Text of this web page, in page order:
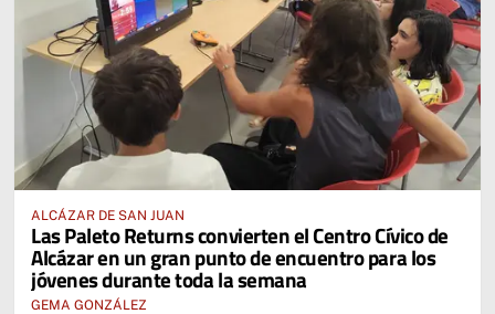
ALCÁZAR DE SAN JUAN
Las Paleto Returns convierten el Centro Cívico de
Alcázar en un gran punto de encuentro para los
jóvenes durante toda la semana
GEMA GONZÁLEZ